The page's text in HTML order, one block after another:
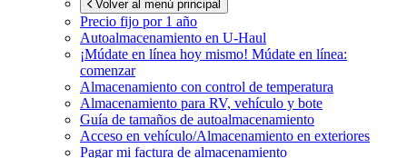
Volver al menú principal
Precio fijo por 1 año
Autoalmacenamiento en U-Haul
¡Múdate en línea hoy mismo! Múdate en línea:
comenzar
Almacenamiento con control de temperatura
Almacenamiento para RV, vehículo y bote
Guía de tamaños de autoalmacenamiento
Acceso en vehículo/Almacenamiento en exteriores
Pagar mi factura de almacenamiento